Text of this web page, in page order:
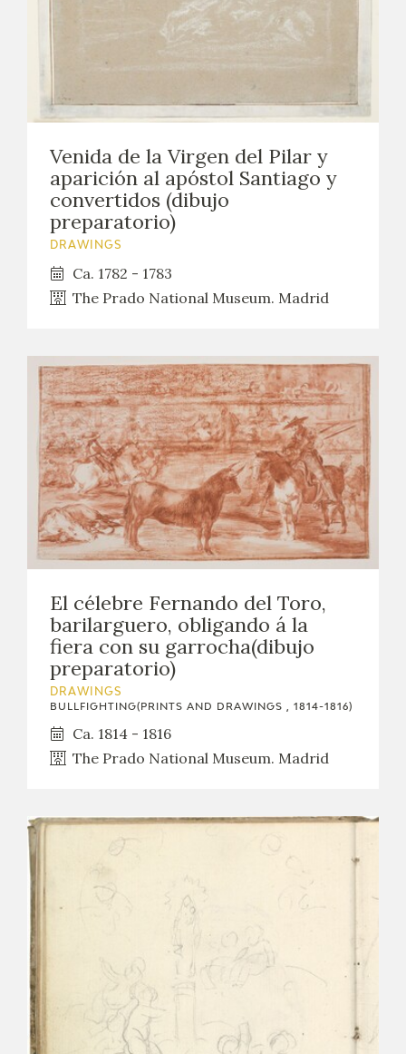
Venida de la Virgen del Pilar y
aparición al apóstol Santiago y
convertidos (dibujo
preparatorio)
DRAWINGS
Ca. 1782 - 1783
The Prado National Museum. Madrid
El célebre Fernando del Toro,
barilarguero, obligando á la
fiera con su garrocha(dibujo
preparatorio)
DRAWINGS
BULLFIGHTING(PRINTS AND DRAWINGS , 1814-1816)
Ca. 1814 - 1816
The Prado National Museum. Madrid